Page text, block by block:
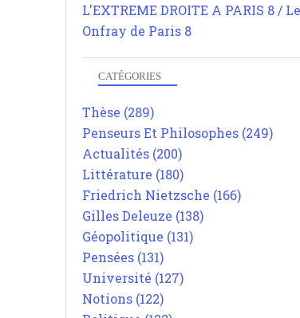
L'EXTREME DROITE A PARIS 8 / Le
Onfray de Paris 8
CATÉGORIES
Thèse (289)
Penseurs Et Philosophes (249)
Actualités (200)
Littérature (180)
Friedrich Nietzsche (166)
Gilles Deleuze (138)
Géopolitique (131)
Pensées (131)
Université (127)
Notions (122)